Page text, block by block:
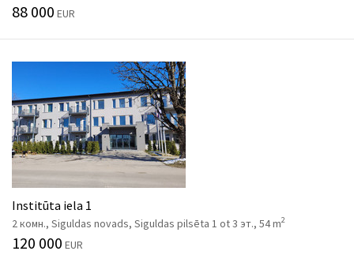
88 000 EUR
Institūta iela 1
2 комн., Siguldas novads, Siguldas pilsēta 1 ot 3 эт., 54 m2
120 000 EUR